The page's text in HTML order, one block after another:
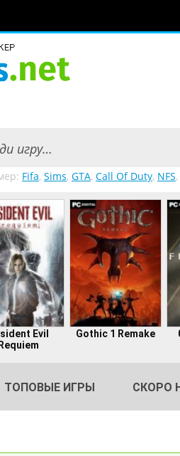
Fifa, Sims, GTA, Call Of Duty, NFS,
Evil
Requiem
Gothic 1 Remake
ТОПОВЫЕ ИГРЫ СКОРО